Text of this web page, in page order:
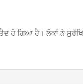
ਹੋ ਗਿਆ ਹੈ। ਲੋਕਾਂ ਨੇ